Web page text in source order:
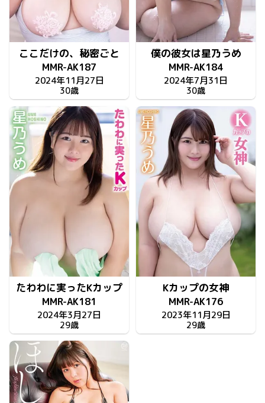
ここだけの、秘密ごと
MMR-AK187
2024年11月27日
30歳
僕の彼女は星乃うめ
MMR-AK184
2024年7月31日
30歳
たわわに実ったKカップ
MMR-AK181
2024年3月27日
29歳
Kカップの女神
MMR-AK176
2023年11月29日
29歳